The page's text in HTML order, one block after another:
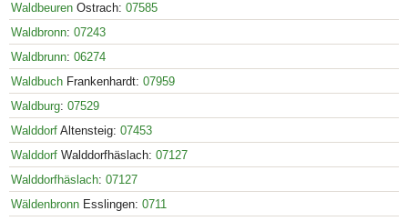
Waldbeuren Ostrach: 07585
Waldbronn: 07243
Waldbrunn: 06274
Waldbuch Frankenhardt: 07959
Waldburg: 07529
Walddorf Altensteig: 07453
Walddorf Walddorfhäslach: 07127
Walddorfhäslach: 07127
Wäldenbronn Esslingen: 0711